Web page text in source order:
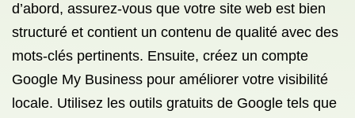
d’abord, assurez-vous que votre site web est bien
structuré et contient un contenu de qualité avec des
mots-clés pertinents. Ensuite, créez un compte
Google My Business pour améliorer votre visibilité
locale. Utilisez les outils gratuits de Google tels que